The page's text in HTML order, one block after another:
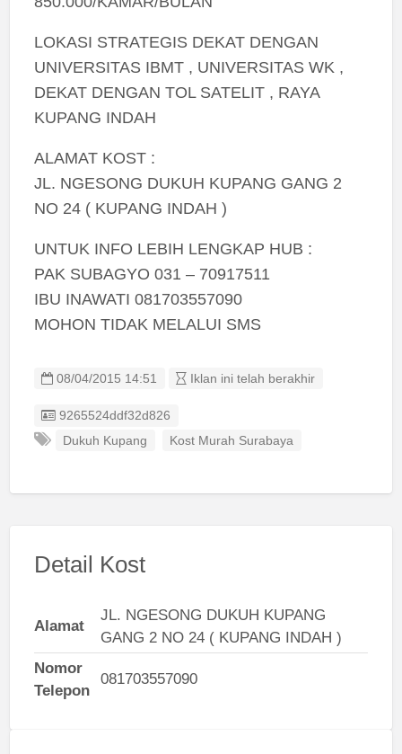
LOKASI STRATEGIS DEKAT DENGAN
UNIVERSITAS IBMT , UNIVERSITAS WK ,
DEKAT DENGAN TOL SATELIT , RAYA
KUPANG INDAH
ALAMAT KOST :
JL. NGESONG DUKUH KUPANG GANG 2
NO 24 ( KUPANG INDAH )
UNTUK INFO LEBIH LENGKAP HUB :
PAK SUBAGYO 031 – 70917511
IBU INAWATI 081703557090
MOHON TIDAK MELALUI SMS
08/04/2015 14:51 Iklan ini telah berakhir
Listing ID
9265524ddf32d826
Dukuh Kupang
Kost Murah Surabaya
Detail Kost
Alamat
JL. NGESONG DUKUH KUPANG
GANG 2 NO 24 ( KUPANG INDAH )
Nomor
Telepon
081703557090